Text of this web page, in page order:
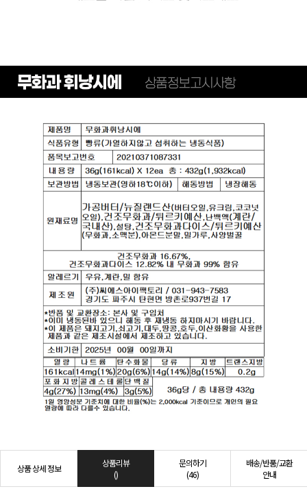
상품 상세 정보
상품리뷰
()
문의하기
(46)
배송/반품/교환
안내